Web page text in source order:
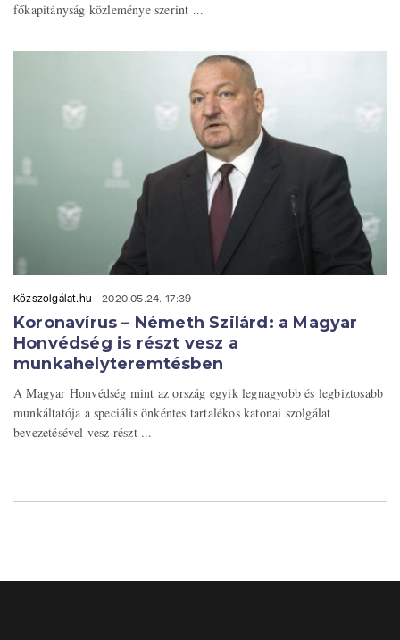
főkapitányság közleménye szerint ...
Közszolgálat.hu 2020.05.24. 17:39
Koronavírus – Németh Szilárd: a Magyar
Honvédség is részt vesz a
munkahelyteremtésben
A Magyar Honvédség mint az ország egyik legnagyobb és legbiztosabb
munkáltatója a speciális önkéntes tartalékos katonai szolgálat
bevezetésével vesz részt ...